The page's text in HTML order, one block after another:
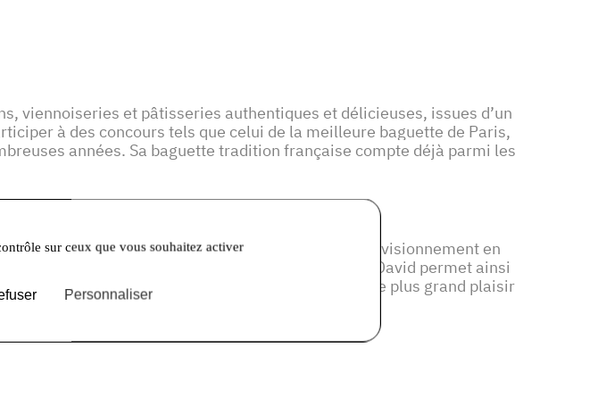
viennoiseries et pâtisseries authentiques et délicieuses, issues d’un
à des concours tels que celui de la meilleure baguette de Paris,
années. Sa baguette tradition française compte déjà parmi les
Île-de-France
un autre adhérent à la marque régionale. Cet approvisionnement en
En adhérant à
, David permet ainsi
, liée à son savoir-faire artisanal, pour le plus grand plaisir
sur ceux que vous souhaitez activer
Personnaliser